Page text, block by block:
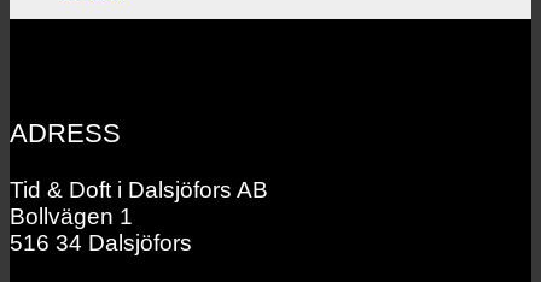
ADRESS
Tid & Doft i Dalsjöfors AB
Bollvägen 1
516 34 Dalsjöfors